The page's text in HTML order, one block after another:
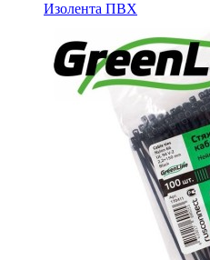
Изолента ПВХ